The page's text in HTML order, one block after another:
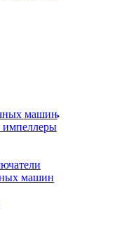
машин
импеллеры
машин